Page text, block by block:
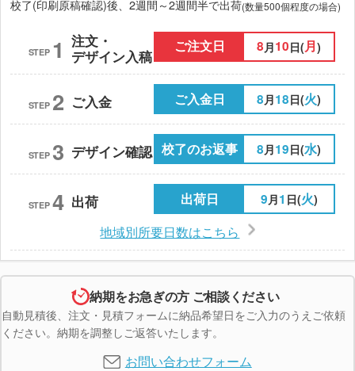
校了(印刷原稿確認)後、2週間～2週間半で出荷(数量500個程度の場合)
STEP 1 注文・
デザイン入稿
ご注文日 8 月10日(月)
STEP 2 ご入金 ご入金日 8月18日(火)
STEP 3 デザイン確認 校了のお返事 8月19日(水)
STEP 4 出荷 出荷日 9月1 日(火)
地域別所要日数はこちら
納期をお急ぎの方 ご相談ください
自動見積後、注文・見積フォームに納品希望日をご入力のうえご依頼
ください。納期を調整しご返答いたします。
お問い合わせフォーム